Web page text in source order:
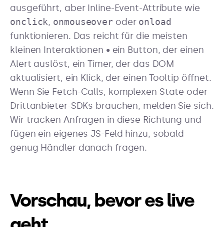
ausgeführt, aber Inline-Event-Attribute wie
onclick, onmouseover oder onload
funktionieren. Das reicht für die meisten
kleinen Interaktionen • ein Button, der einen
Alert auslöst, ein Timer, der das DOM
aktualisiert, ein Klick, der einen Tooltip öffnet.
Wenn Sie Fetch-Calls, komplexen State oder
Drittanbieter-SDKs brauchen, melden Sie sich.
Wir tracken Anfragen in diese Richtung und
fügen ein eigenes JS-Feld hinzu, sobald
genug Händler danach fragen.
Vorschau, bevor es live